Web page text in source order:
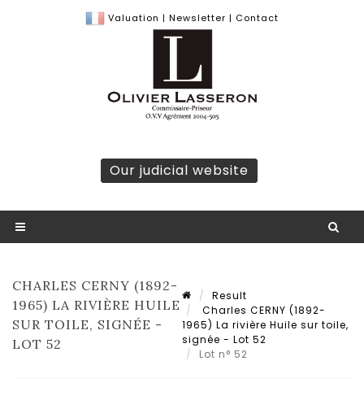
Valuation | Newsletter | Contact
Our judicial website
CHARLES CERNY (1892-
1965) LA RIVIÈRE HUILE
SUR TOILE, SIGNÉE -
LOT 52
Result
Charles CERNY (1892-
1965) La rivière Huile sur toile,
signée - Lot 52
Lot n° 52